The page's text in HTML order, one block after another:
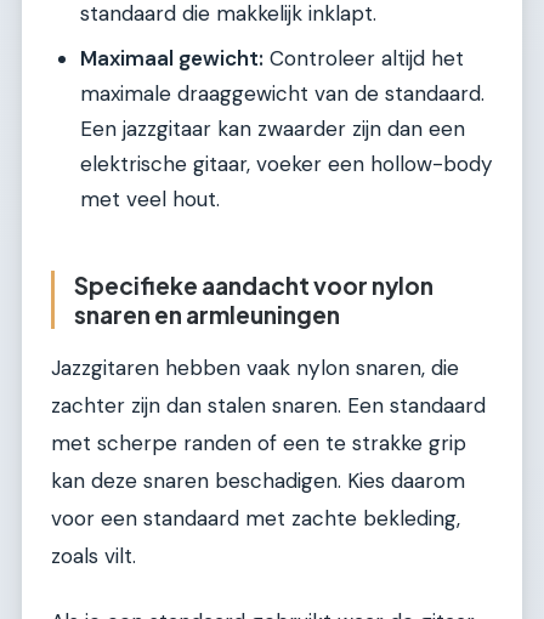
standaard die makkelijk inklapt.
Maximaal gewicht: Controleer altijd het
maximale draaggewicht van de standaard.
Een jazzgitaar kan zwaarder zijn dan een
elektrische gitaar, voeker een hollow-body
met veel hout.
Specifieke aandacht voor nylon
snaren en armleuningen
Jazzgitaren hebben vaak nylon snaren, die
zachter zijn dan stalen snaren. Een standaard
met scherpe randen of een te strakke grip
kan deze snaren beschadigen. Kies daarom
voor een standaard met zachte bekleding,
zoals vilt.